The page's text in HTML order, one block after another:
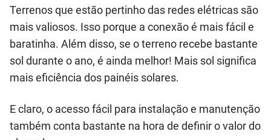
Terrenos que estão pertinho das redes elétricas são
mais valiosos. Isso porque a conexão é mais fácil e
baratinha. Além disso, se o terreno recebe bastante
sol durante o ano, é ainda melhor! Mais sol significa
mais eficiência dos painéis solares.
E claro, o acesso fácil para instalação e manutenção
também conta bastante na hora de definir o valor do